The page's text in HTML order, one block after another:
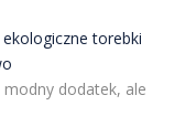
torebki
dodatek, ale